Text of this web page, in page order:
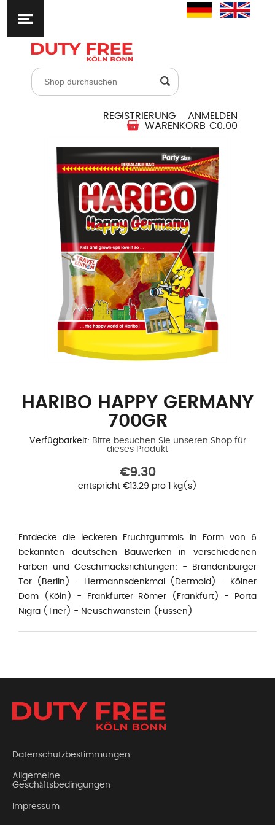
REGISTRIERUNG
ANMELDEN
WARENKORB €0.00
HARIBO HAPPY GERMANY
700GR
Verfügbarkeit: Bitte besuchen Sie unseren Shop für
dieses Produkt
€9.30
entspricht €13.29 pro 1 kg(s)
Entdecke die leckeren Fruchtgummis in Form von 6
bekannten deutschen Bauwerken in verschiedenen
Farben und Geschmacksrichtungen: - Brandenburger
Tor (Berlin) - Hermannsdenkmal (Detmold) - Kölner
Dom (Köln) - Frankfurter Römer (Frankfurt) - Porta
Nigra (Trier) - Neuschwanstein (Füssen)
Datenschutzbestimmungen
Allgemeine
Geschäftsbedingungen
Impressum